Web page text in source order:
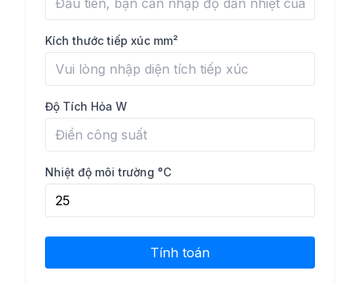
Kích thước tiếp xúc mm²
Độ Tích Hỏa W
Nhiệt độ môi trường °C
Tính toán